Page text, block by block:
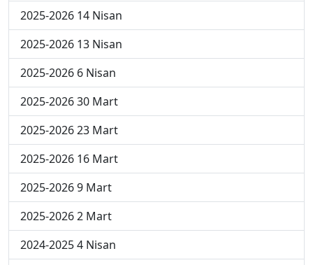
2025-2026 14 Nisan
2025-2026 13 Nisan
2025-2026 6 Nisan
2025-2026 30 Mart
2025-2026 23 Mart
2025-2026 16 Mart
2025-2026 9 Mart
2025-2026 2 Mart
2024-2025 4 Nisan